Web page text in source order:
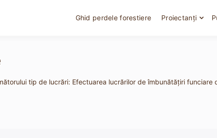
Ghid perdele forestiere Proiectanți
tip de lucrări: Efectuarea lucrărilor de îmbunătăţiri funciare